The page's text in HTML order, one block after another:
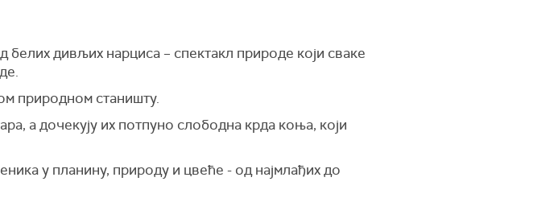
дивљих нарциса – спектакл природе који сваке
природном станишту.
а дочекују их потпуно слободна крда коња, који
у планину, природу и цвеће - од најмлађих до